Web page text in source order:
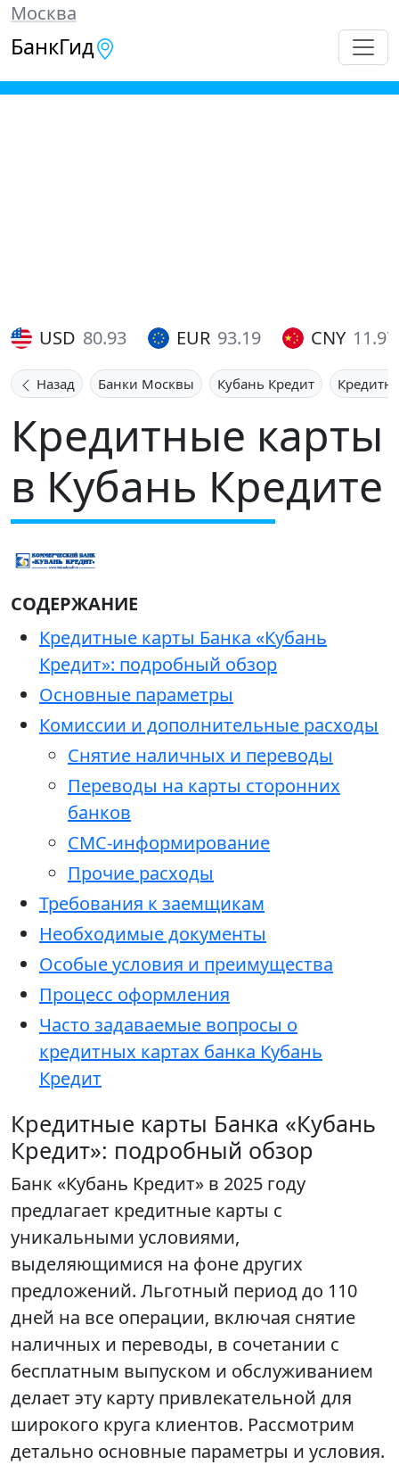
Москва
БанкГид
USD 80.93 EUR 93.19 CNY 11.97
Назад Банки Москвы Кубань Кредит
Кредитные карты
в Кубань Кредите
СОДЕРЖАНИЕ
Кредитные карты Банка «Кубань
Кредит»: подробный обзор
Основные параметры
Комиссии и дополнительные расходы
Снятие наличных и переводы
Переводы на карты сторонних
банков
СМС-информирование
Прочие расходы
Требования к заемщикам
Необходимые документы
Особые условия и преимущества
Процесс оформления
Часто задаваемые вопросы о
кредитных картах банка Кубань
Кредит
Кредитные карты Банка «Кубань
Кредит»: подробный обзор
Банк «Кубань Кредит» в 2025 году
предлагает кредитные карты с
уникальными условиями,
выделяющимися на фоне других
предложений. Льготный период до 110
дней на все операции, включая снятие
наличных и переводы, в сочетании с
бесплатным выпуском и обслуживанием
делает эту карту привлекательной для
широкого круга клиентов. Рассмотрим
детально основные параметры и условия.